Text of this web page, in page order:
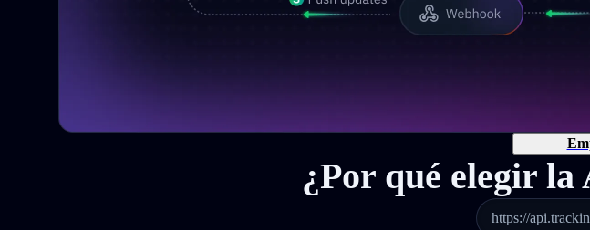
¿Por qué elegir
https://